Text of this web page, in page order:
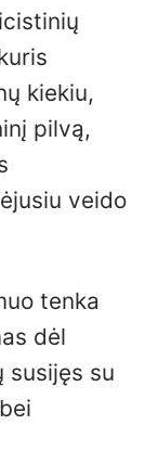
kiekiu,
pilvą,
veido
tenka
dėl
susijęs su